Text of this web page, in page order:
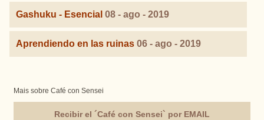
Gashuku - Esencial 08 - ago - 2019
Aprendiendo en las ruinas 06 - ago - 2019
Mais sobre Café con Sensei
Recibir el ´Café con Sensei` por EMAIL